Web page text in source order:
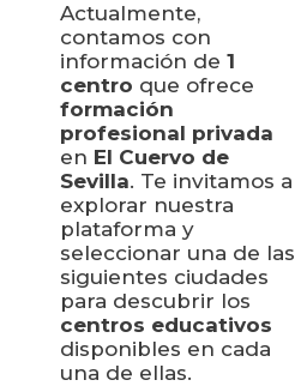
Actualmente,
contamos con
información de 1
centro que ofrece
formación
profesional privada
en El Cuervo de
Sevilla. Te invitamos a
explorar nuestra
plataforma y
seleccionar una de las
siguientes ciudades
para descubrir los
centros educativos
disponibles en cada
una de ellas.